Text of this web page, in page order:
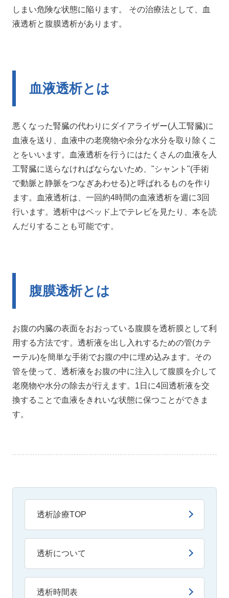
しまい危険な状態に陥ります。 その治療法として、血
液透析と腹膜透析があります。
血液透析とは
悪くなった腎臓の代わりにダイアライザー(人工腎臓)に
血液を送り、血液中の老廃物や余分な水分を取り除くこ
とをいいます。血液透析を行うにはたくさんの血液を人
工腎臓に送らなければならないため、"シャント"(手術
で動脈と静脈をつなぎあわせる)と呼ばれるものを作り
ます。血液透析は、一回約4時間の血液透析を週に3回
行います。透析中はベッド上でテレビを見たり、本を読
んだりすることも可能です。
腹膜透析とは
お腹の内臓の表面をおおっている腹膜を透析膜として利
用する方法です。透析液を出し入れするための管(カテ
ーテル)を簡単な手術でお腹の中に埋め込みます。その
管を使って、透析液をお腹の中に注入して腹膜を介して
老廃物や水分の除去が行えます。1日に4回透析液を交
換することで血液をきれいな状態に保つことができま
す。
透析診療TOP
透析について
透析時間表